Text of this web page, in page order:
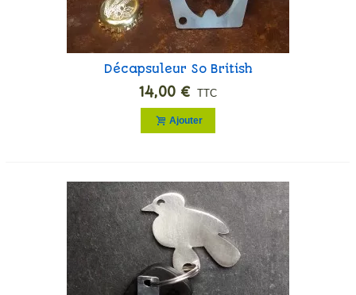
Décapsuleur So British
14,00 € TTC
Ajouter